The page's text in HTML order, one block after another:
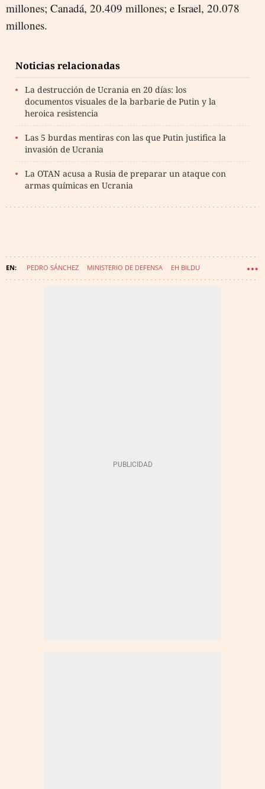
millones; Canadá, 20.409 millones; e Israel, 20.078
millones.
Noticias relacionadas
La destrucción de Ucrania en 20 días: los
documentos visuales de la barbarie de Putin y la
heroica resistencia
Las 5 burdas mentiras con las que Putin justifica la
invasión de Ucrania
La OTAN acusa a Rusia de preparar un ataque con
armas químicas en Ucrania
PEDRO SÁNCHEZ MINISTERIO DE DEFENSA EH BILDU